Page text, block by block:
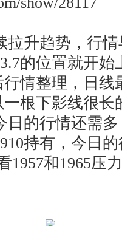
升趋势，行情
的位置就开
行情整理，日线
一根下影线很
日的行情还需
持有，今日
1957和1965压